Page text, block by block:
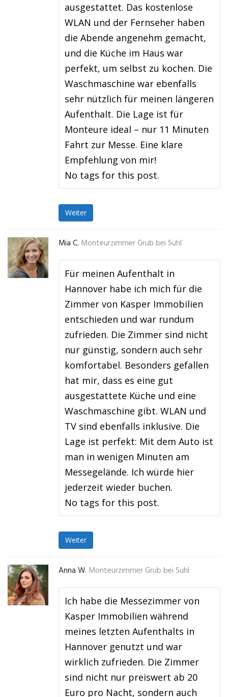
ausgestattet. Das kostenlose
WLAN und der Fernseher haben
die Abende angenehm gemacht,
und die Küche im Haus war
perfekt, um selbst zu kochen. Die
Waschmaschine war ebenfalls
sehr nützlich für meinen längeren
Aufenthalt. Die Lage ist für
Monteure ideal – nur 11 Minuten
Fahrt zur Messe. Eine klare
Empfehlung von mir!
No tags for this post.
Weiter
Mia C. Monteurzimmer Grub bei Suhl
Für meinen Aufenthalt in
Hannover habe ich mich für die
Zimmer von Kasper Immobilien
entschieden und war rundum
zufrieden. Die Zimmer sind nicht
nur günstig, sondern auch sehr
komfortabel. Besonders gefallen
hat mir, dass es eine gut
ausgestattete Küche und eine
Waschmaschine gibt. WLAN und
TV sind ebenfalls inklusive. Die
Lage ist perfekt: Mit dem Auto ist
man in wenigen Minuten am
Messegelände. Ich würde hier
jederzeit wieder buchen.
No tags for this post.
Weiter
Anna W. Monteurzimmer Grub bei Suhl
Ich habe die Messezimmer von
Kasper Immobilien während
meines letzten Aufenthalts in
Hannover genutzt und war
wirklich zufrieden. Die Zimmer
sind nicht nur preiswert ab 20
Euro pro Nacht, sondern auch